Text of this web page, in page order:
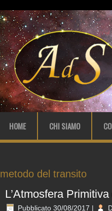
HOME CHI SIAMO
metodo del transito
L’Atmosfera
Pubblicato 30/08/2017 |